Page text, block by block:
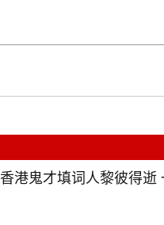
香港鬼才填词人黎彼得逝